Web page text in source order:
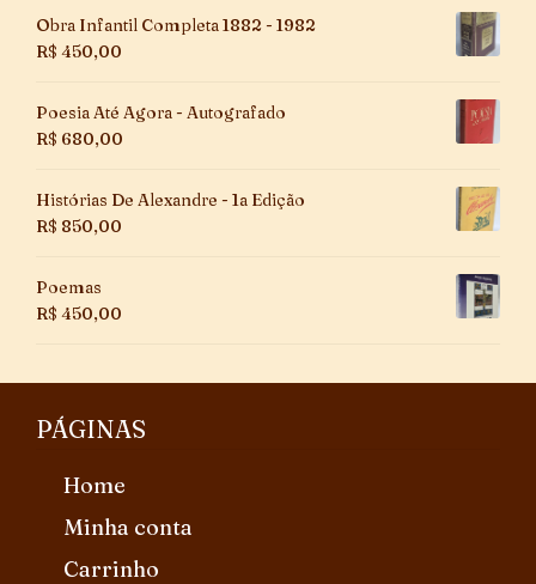
Obra Infantil Completa 1882 - 1982
R$ 450,00
Poesia Até Agora - Autografado
R$ 680,00
Histórias De Alexandre - 1a Edição
R$ 850,00
Poemas
R$ 450,00
PÁGINAS
Home
Minha conta
Carrinho